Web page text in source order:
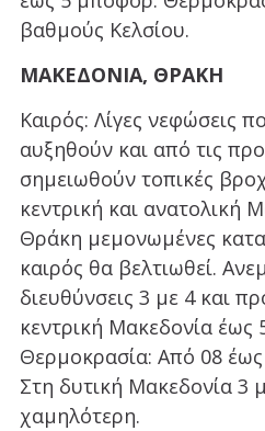
βαθμούς Κελσίου.
ΜΑΚΕΔΟΝΙΑ, ΘΡΑΚΗ
Καιρός: Λίγες νεφώσεις
αυξηθούν και από τις
σημειωθούν τοπικές
κεντρική και ανατολική
Θράκη μεμονωμένες
καιρός θα βελτιωθεί.
διευθύνσεις 3 με 4 και
κεντρική Μακεδονία
Θερμοκρασία: Από 08
Στη δυτική Μακεδονία 3
χαμηλότερη.